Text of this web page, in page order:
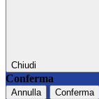
Chiudi
Conferma
Annulla Conferma